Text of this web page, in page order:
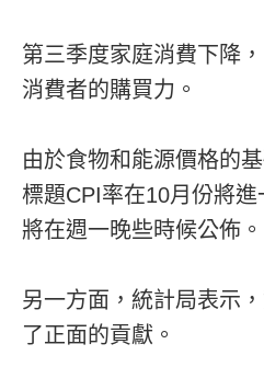
第三季度家庭消費下降
消費者的購買力。
由於食物和能源價格的
標題CPI率在10月份將
將在週一晚些時候公佈。
另一方面，統計局表示
了正面的貢獻。